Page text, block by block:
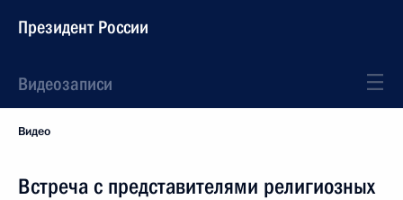
Президент России
Видеозаписи
Видео
Встреча с представителями религиозных